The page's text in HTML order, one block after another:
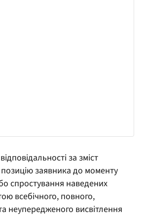
за зміст
заявника до моменту
спростування наведених
всебічного, повного,
неупередженого висвітлення